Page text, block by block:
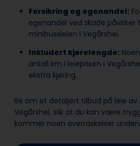
Forsikring og egenandel:
egenandel ved skade påvirker
minibussleien i Vegårshei.
Inkludert kjørelengde:
antall km i leieprisen i
ekstra kjøring.
Be om et detaljert tilbud på leie av
Vegårshei, slik at du kan være
kommer noen overraskelser